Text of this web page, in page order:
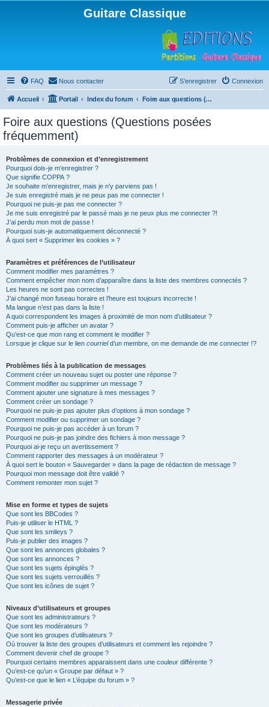
Guitare Classique
FAQ Nous contacter Connexion
S’enregistrer
Accueil Portail Index du forum Foire aux questions (Questions posées fréquemment)
Foire aux questions (Questions posées
fréquemment)
Problèmes de connexion et d’enregistrement
Pourquoi dois-je m’enregistrer ?
Que signifie COPPA ?
Je souhaite m’enregistrer, mais je n’y parviens pas !
Je suis enregistré mais je ne peux pas me connecter !
Pourquoi ne puis-je pas me connecter ?
Je me suis enregistré par le passé mais je ne peux plus me connecter ?!
J’ai perdu mon mot de passe !
Pourquoi suis-je automatiquement déconnecté ?
À quoi sert « Supprimer les cookies » ?
Paramètres et préférences de l’utilisateur
Comment modifier mes paramètres ?
Comment empêcher mon nom d’apparaître dans la liste des membres connectés ?
Les heures ne sont pas correctes !
J’ai changé mon fuseau horaire et l’heure est toujours incorrecte !
Ma langue n’est pas dans la liste !
A quoi correspondent les images à proximité de mon nom d’utilisateur ?
Comment puis-je afficher un avatar ?
Qu’est-ce que mon rang et comment le modifier ?
Lorsque je clique sur le lien courrield’un membre, on me demande de me connecter !?
Problèmes liés à la publication de messages
Comment créer un nouveau sujet ou poster une réponse ?
Comment modifier ou supprimer un message ?
Comment ajouter une signature à mes messages ?
Comment créer un sondage ?
Pourquoi ne puis-je pas ajouter plus d’options à mon sondage ?
Comment modifier ou supprimer un sondage ?
Pourquoi ne puis-je pas accéder à un forum ?
Pourquoi ne puis-je pas joindre des fichiers à mon message ?
Pourquoi ai-je reçu un avertissement ?
Comment rapporter des messages à un modérateur ?
À quoi sert le bouton « Sauvegarder » dans la page de rédaction de message ?
Pourquoi mon message doit être validé ?
Comment remonter mon sujet ?
Mise en forme et types de sujets
Que sont les BBCodes ?
Puis-je utiliser le HTML ?
Que sont les smileys ?
Puis-je publier des images ?
Que sont les annonces globales ?
Que sont les annonces ?
Que sont les sujets épinglés ?
Que sont les sujets verrouillés ?
Que sont les icônes de sujet ?
Niveaux d’utilisateurs et groupes
Que sont les administrateurs ?
Que sont les modérateurs ?
Que sont les groupes d’utilisateurs ?
Où trouver la liste des groupes d’utilisateurs et comment les rejoindre ?
Comment devenir chef de groupe ?
Pourquoi certains membres apparaissent dans une couleur différente ?
Qu’est-ce qu’un « Groupe par défaut » ?
Qu’est-ce que le lien « L’équipe du forum » ?
Messagerie privée